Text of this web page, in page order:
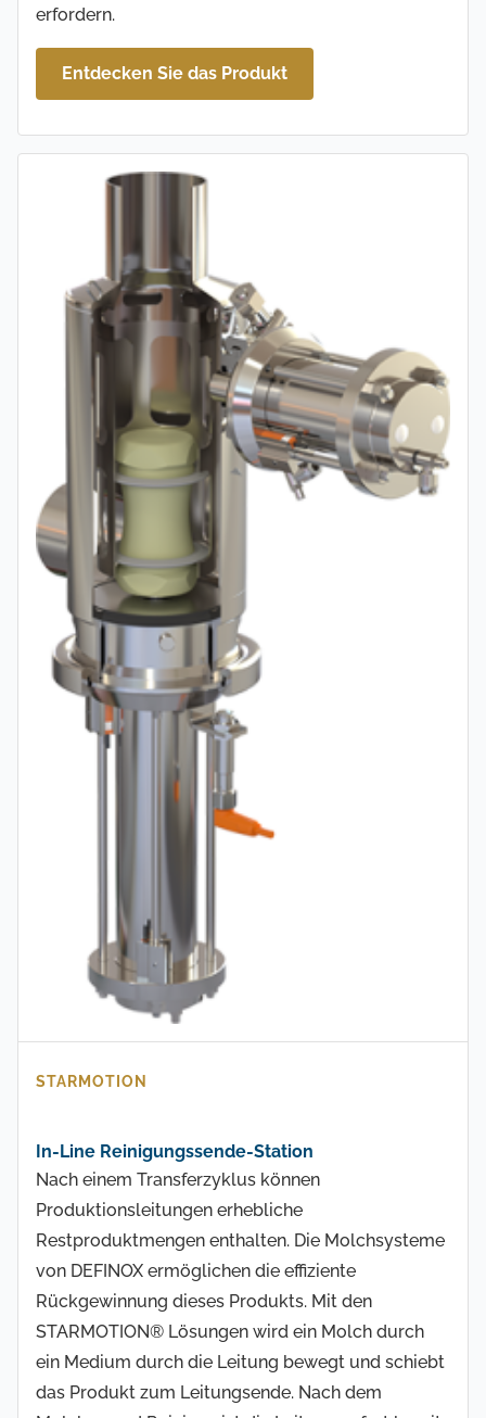
erfordern.
Entdecken Sie das Produkt
STARMOTION
In-Line Reinigungssende-Station
Nach einem Transferzyklus können
Produktionsleitungen erhebliche
Restproduktmengen enthalten. Die Molchsysteme
von DEFINOX ermöglichen die effiziente
Rückgewinnung dieses Produkts. Mit den
STARMOTION® Lösungen wird ein Molch durch
ein Medium durch die Leitung bewegt und schiebt
das Produkt zum Leitungsende. Nach dem